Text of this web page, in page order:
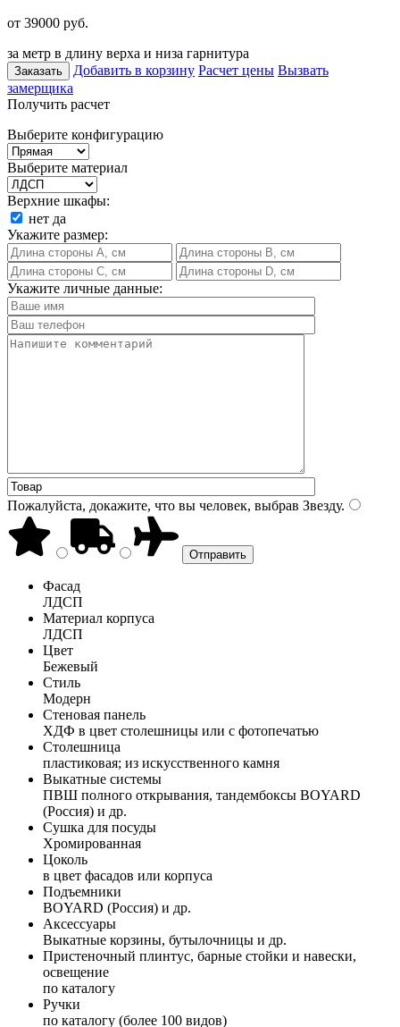
от 39000 руб.
за метр в длину верха и низа гарнитура
Заказать Добавить в корзину Расчет цены Вызвать
замерщика
Получить расчет
Выберите конфигурацию
Выберите материал
Верхние шкафы:
нет да
Укажите размер:
Укажите личные данные:
Пожалуйста, докажите, что вы человек, выбрав Звезду.
Фасад
ЛДСП
Материал корпуса
ЛДСП
Цвет
Бежевый
Стиль
Модерн
Стеновая панель
ХДФ в цвет столешницы или с фотопечатью
Столешница
пластиковая; из искусственного камня
Выкатные системы
ПВШ полного открывания, тандембоксы BOYARD
(Россия) и др.
Сушка для посуды
Хромированная
Цоколь
в цвет фасадов или корпуса
Подъемники
BOYARD (Россия) и др.
Аксессуары
Выкатные корзины, бутылочницы и др.
Пристеночный плинтус, барные стойки и навески,
освещение
по каталогу
Ручки
по каталогу (более 100 видов)